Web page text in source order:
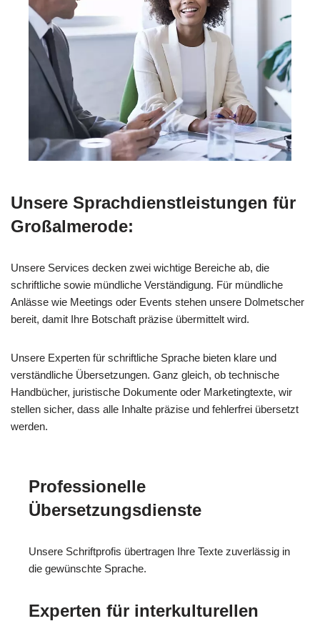
Unsere Sprachdienstleistungen für
Großalmerode:
Unsere Services decken zwei wichtige Bereiche ab, die
schriftliche sowie mündliche Verständigung. Für mündliche
Anlässe wie Meetings oder Events stehen unsere Dolmetscher
bereit, damit Ihre Botschaft präzise übermittelt wird.
Unsere Experten für schriftliche Sprache bieten klare und
verständliche Übersetzungen. Ganz gleich, ob technische
Handbücher, juristische Dokumente oder Marketingtexte, wir
stellen sicher, dass alle Inhalte präzise und fehlerfrei übersetzt
werden.
Professionelle
Übersetzungsdienste
Unsere Schriftprofis übertragen Ihre Texte zuverlässig in
die gewünschte Sprache.
Experten für interkulturellen